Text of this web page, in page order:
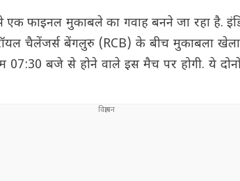
से एक फाइनल मुकाबले का गवाह बनने जा रहा है.
चैलेंजर्स बेंगलुरु (RCB) के बीच मुकाबला
बजे से होने वाले इस मैच पर होगी. ये दोनों